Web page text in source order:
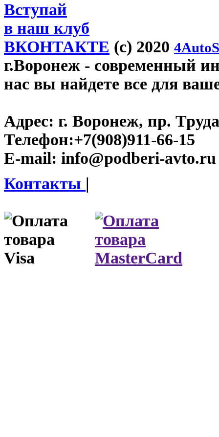
Вступай
в наш клуб
ВКОНТАКТЕ (c) 2020
г.Воронеж - современный
нас вы найдете все для
Адрес: г. Воронеж, пр.
Телефон:+7(908)911-66-15
E-mail: info@podberi-avto.ru
Контакты |